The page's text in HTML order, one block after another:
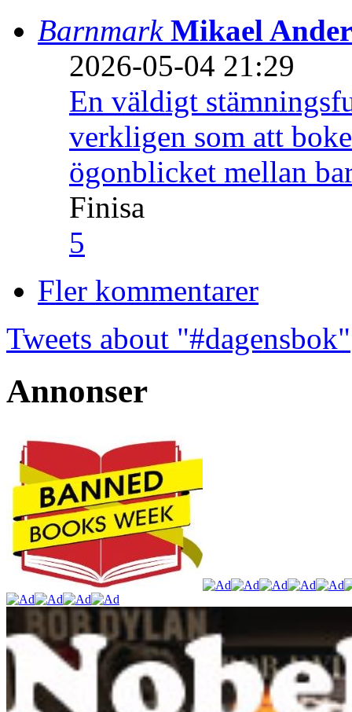
Barnmark Mikael
2026-05-04 21:29
En väldigt
verkligen som att
ögonblicket mellan
Finisa
5
Fler kommentarer
Tweets about "#dagensbok"
Annonser